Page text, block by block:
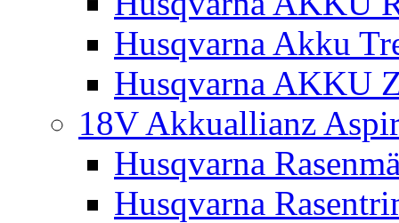
Husqvarna Akku
Husqvarna AKKU
18V Akkuallianz
Husqvarna
Husqvarna